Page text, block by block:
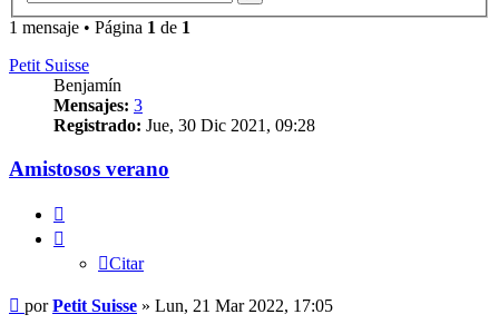
1 mensaje • Página 1 de 1
Petit Suisse
Benjamín
Mensajes: 3
Registrado: Jue, 30 Dic 2021, 09:28
Amistosos verano
Citar
Mensaje
porPetit Suisse » Lun, 21 Mar 2022, 17:05